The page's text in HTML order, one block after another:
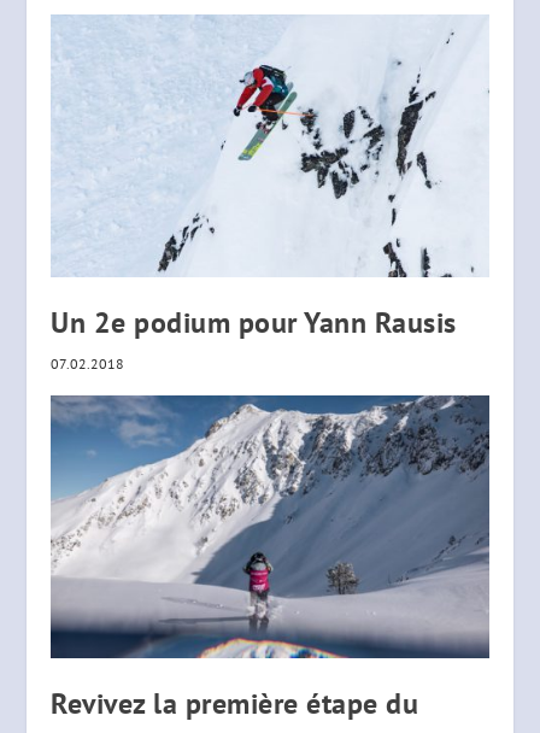
Un 2e podium pour Yann Rausis
07.02.2018
Revivez la première étape du